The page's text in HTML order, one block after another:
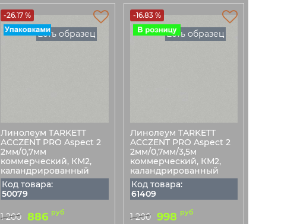
-26.17 %
Есть образец
Линолеум TARKETT
ACCZENT PRO Aspect 2
2мм/0,7мм
коммерческий, КМ2,
каландрированный
Код товара:
50079
1 200 886 руб
-16.83 %
Есть образец
Линолеум TARKETT
ACCZENT PRO Aspect 2
2мм/0,7мм/3,5м
коммерческий, КМ2,
каландрированный
Код товара:
61409
1 200 998 руб